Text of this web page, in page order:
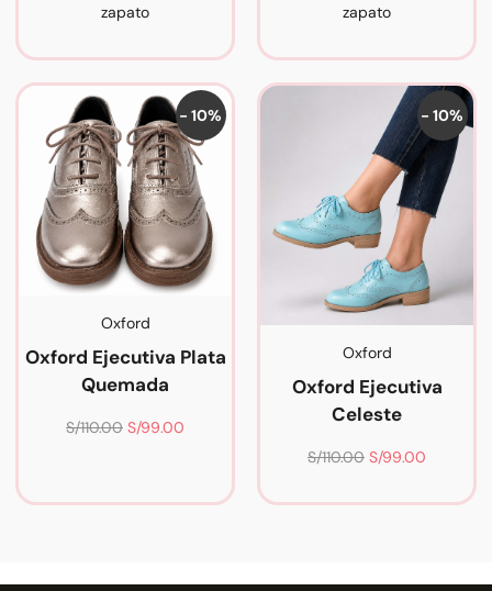
zapato
zapato
- 10%
Oxford
Oxford Ejecutiva Plata
Quemada
S/110.00 S/99.00
- 10%
Oxford
Oxford Ejecutiva
Celeste
S/110.00 S/99.00